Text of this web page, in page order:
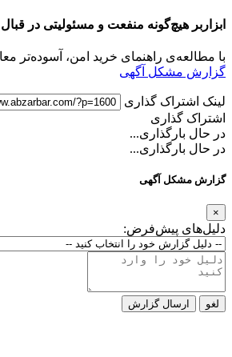
ابزاربر هیچ‌گونه منفعت و مسئولیتی در
با مطالعه‌ی راهنمای خرید امن، آسوده‌تر
گزارش مشکل آگهی
لینک اشتراک گذاری
اشتراک گذاری
در حال بارگذاری...
در حال بارگذاری...
گزارش مشکل آگهی
×
دلیل‌های پیش‌فرض:
لغو ارسال گزارش